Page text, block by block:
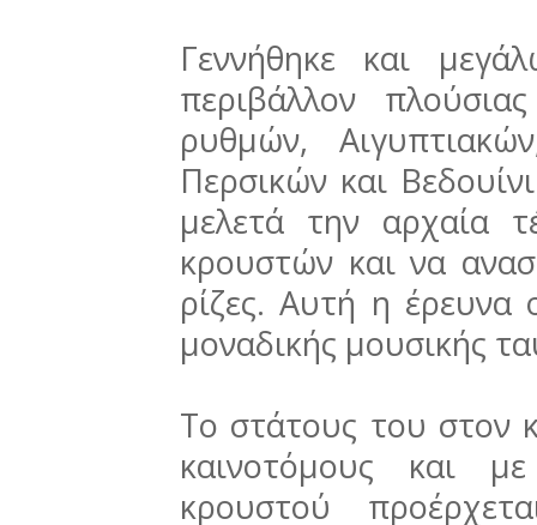
Γεννήθηκε και
περιβάλλον
ρυθμών,
Περσικών και
μελετά την αρχαία
κρουστών και να
ρίζες. Αυτή η έρευνα
μοναδικής μουσικής
Το στάτους του στον
καινοτόμους και
κρουστού